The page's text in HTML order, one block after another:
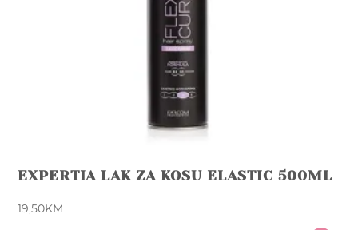
EXPERTIA LAK ZA KOSU ELASTIC 500ML
19,50KM